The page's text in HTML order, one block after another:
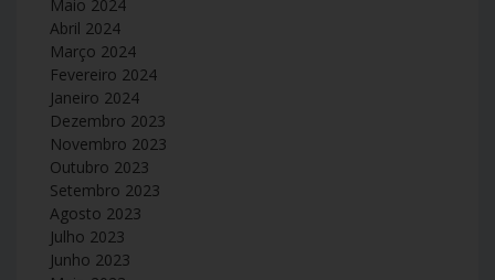
Maio 2024
Abril 2024
Março 2024
Fevereiro 2024
Janeiro 2024
Dezembro 2023
Novembro 2023
Outubro 2023
Setembro 2023
Agosto 2023
Julho 2023
Junho 2023